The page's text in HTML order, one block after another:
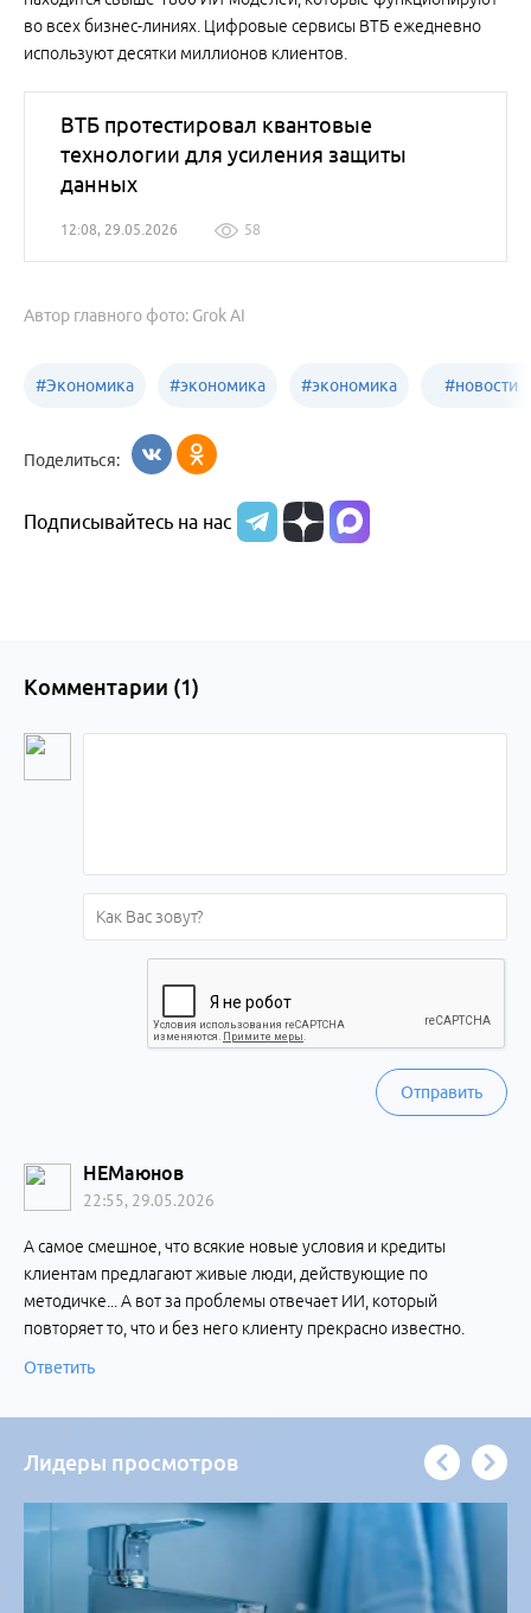
во всех бизнес-линиях. Цифровые сервисы ВТБ ежедневно
используют десятки миллионов клиентов.
ВТБ протестировал квантовые
технологии для усиления защиты
данных
12:08, 29.05.2026 58
Автор главного фото: Grok AI
#Экономика #экономика
Алтайский
край
#экономика #новости
Поделиться:
Подписывайтесь на нас
Комментарии (1)
Отправить
НЕМаюнов
22:55, 29.05.2026
А самое смешное, что всякие новые условия и кредиты
клиентам предлагают живые люди, действующие по
методичке... А вот за проблемы отвечает ИИ, который
повторяет то, что и без него клиенту прекрасно известно.
Ответить
Лидеры просмотров